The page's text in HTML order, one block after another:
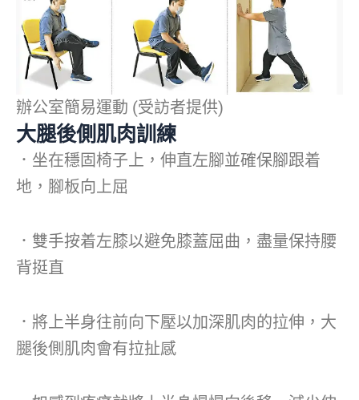
辦公室簡易運動 (受訪者提供)
大腿後側肌肉訓練
．坐在穩固椅子上，伸直左腳並確保腳跟着
地，腳板向上屈
．雙手按着左膝以避免膝蓋屈曲，盡量保持腰
背挺直
．將上半身往前向下壓以加深肌肉的拉伸，大
腿後側肌肉會有拉扯感